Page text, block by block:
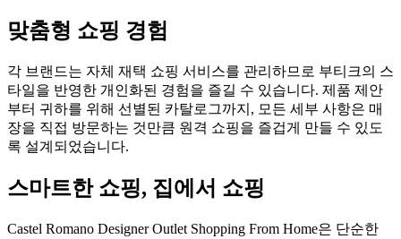
맞춤형 쇼핑 경험
각 브랜드는 자체 재택 쇼핑 서비스를 관리하므로 부티크의 스
타일을 반영한 개인화된 경험을 즐길 수 있습니다. 제품 제안
부터 귀하를 위해 선별된 카탈로그까지, 모든 세부 사항은 매
장을 직접 방문하는 것만큼 원격 쇼핑을 즐겁게 만들 수 있도
록 설계되었습니다.
스마트한 쇼핑, 집에서 쇼핑
Castel Romano Designer Outlet Shopping From Home은 단순한